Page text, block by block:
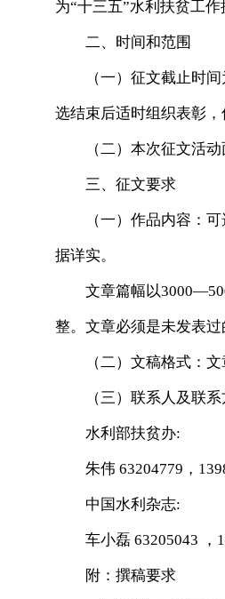
为“十三五”水利扶贫工
二、时间和范围
（一）征文截止时间
选结束后适时组织表彰
（二）本次征文活动
三、征文要求
（一）作品内容：可
据详实。
文章篇幅以
整。文章必须是未发表
（二）文稿格式：文
（三）联系人及联系
水利部扶贫办:
朱伟 63204779，
中国水利杂志:
车小磊 63205043 ，
附：撰稿要求